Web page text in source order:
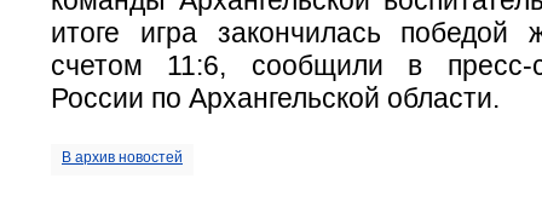
итоге игра закончилась победой
счетом 11:6, сообщили в
России по Архангельской области.
В архив новостей